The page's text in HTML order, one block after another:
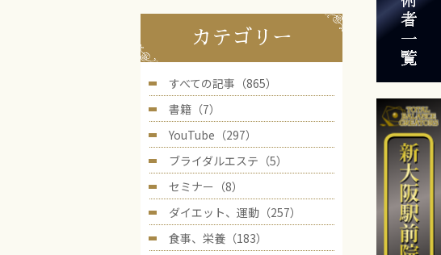
カテゴリー
すべての記事（865）
書籍（7）
YouTube（297）
ブライダルエステ（5）
セミナー（8）
ダイエット、運動（257）
食事、栄養（183）